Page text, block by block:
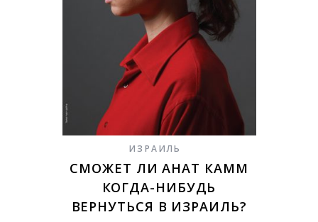
ИЗРАИЛЬ
СМОЖЕТ ЛИ АНАТ КАММ
КОГДА-НИБУДЬ
ВЕРНУТЬСЯ В ИЗРАИЛЬ?